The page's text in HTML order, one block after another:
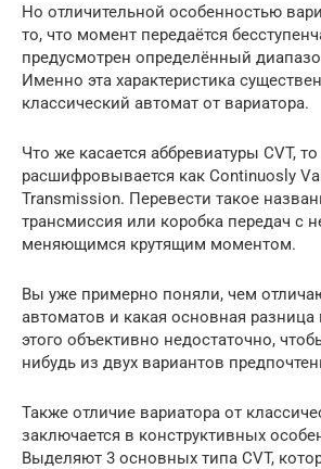
Но отличительной особенностью
то, что момент передаётся
предусмотрен определённый
Именно эта характеристика
классический автомат от вариатора.
Что же касается аббревиатуры CVT,
расшифровывается как Continuosly
Transmission. Перевести такое
трансмиссия или коробка передач с
меняющимся крутящим моментом.
Вы уже примерно поняли, чем
автоматов и какая основная
этого объективно недостаточно,
нибудь из двух вариантов
Также отличие вариатора от
заключается в конструктивных
Выделяют 3 основных типа CVT,